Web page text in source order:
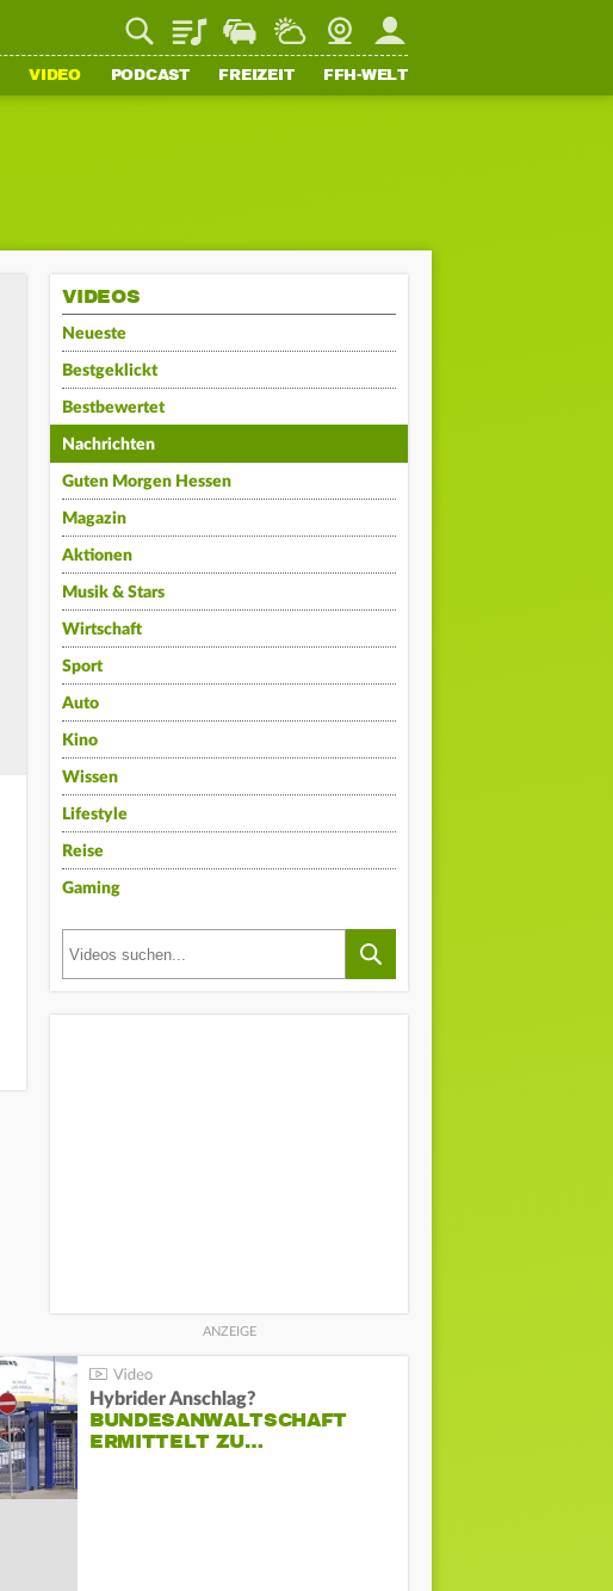
PlaylistStaupilotWetterWebcamMein FFH
VIDEO PODCAST FREIZEIT FFH-WELT
VIDEOS
Neueste
Bestgeklickt
Bestbewertet
Nachrichten
Guten Morgen Hessen
Magazin
Aktionen
Musik & Stars
Wirtschaft
Sport
Auto
Kino
Wissen
Lifestyle
Reise
Gaming
Hybrider Anschlag?
BUNDESANWALTSCHAFT
ERMITTELT ZU…